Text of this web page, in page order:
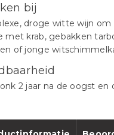
bij
droge witte wijn
met krab, gebakken
of jonge
2 jaar na de oogst en